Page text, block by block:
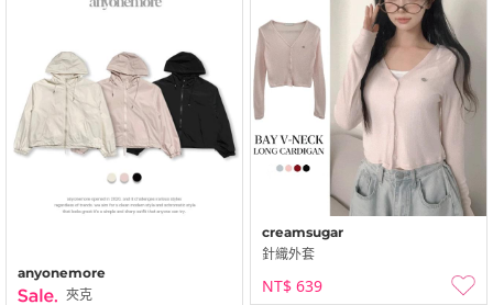
creamsugar
針織外套
NT$ 639
anyonemore
夾克